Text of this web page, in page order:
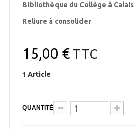
Bibliothèque du Collège à Calais
Reliure à consolider
15,00 €TTC
1 Article
QUANTITÉ